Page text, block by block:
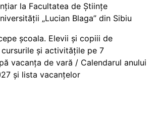
la Facultatea de Științe
„Lucian Blaga” din Sibiu
școala. Elevii și copiii de
și activitățile pe 7
vacanța de vară / Calendarul anului
și lista vacanțelor